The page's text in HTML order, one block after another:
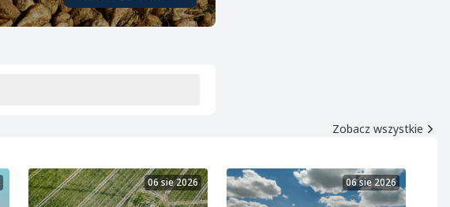
Zobacz wszystkie
06 sie 2026 06 sie 2026